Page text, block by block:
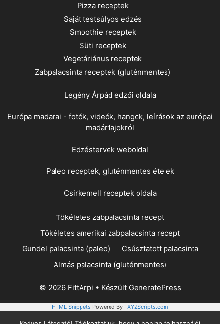
Pizza receptek
Saját testsúlyos edzés
Smoothie receptek
Süti receptek
Vegetáriánus receptek
Zabpalacsinta receptek (gluténmentes)
Legény Árpád edzői oldala
Európa madarai - fotók, videók, hangok, leírások az európai
madárfajokról
Edzéstervek weboldal
Paleo receptek, gluténmentes ételek
Csirkemell receptek oldala
Tökéletes zabpalacsinta recept
Tökéletes amerikai zabpalacsinta recept
Gundel palacsinta (paleo)
Csúsztatott palacsinta
Almás palacsinta (gluténmentes)
© 2026 FittÁrpi • Készült GeneratePress
HTML Snippets Powered By : XYZScripts.com